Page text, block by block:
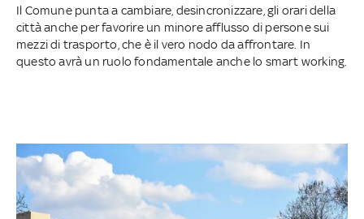
Il Comune punta a cambiare, desincronizzare, gli orari della
città anche per favorire un minore afflusso di persone sui
mezzi di trasporto, che è il vero nodo da affrontare. In
questo avrà un ruolo fondamentale anche lo smart working.